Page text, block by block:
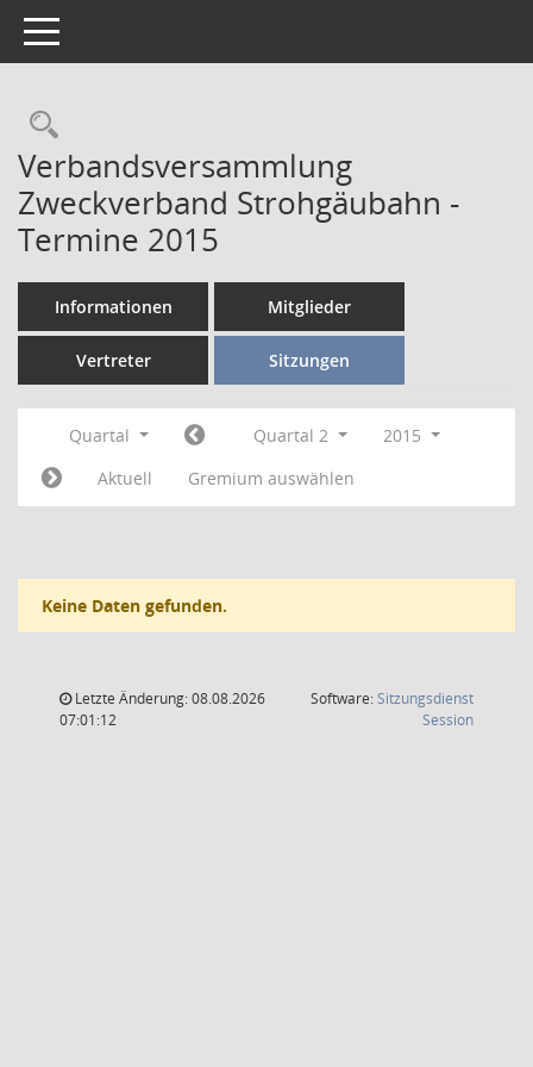
Toggle navigation
Verbandsversammlung
Zweckverband Strohgäubahn -
Termine 2015
Informationen Mitglieder
Vertreter Sitzungen
Quartal Quartal 2
2015
Aktuell
Gremium auswählen
Keine Daten gefunden.
Letzte Änderung: 08.08.2026
07:01:12
Software:Sitzungsdienst
Session(Wird in